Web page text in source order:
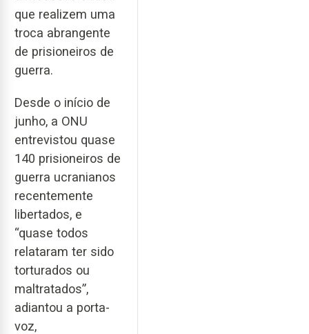
que realizem uma
troca abrangente
de prisioneiros de
guerra.
Desde o início de
junho, a ONU
entrevistou quase
140 prisioneiros de
guerra ucranianos
recentemente
libertados, e
“quase todos
relataram ter sido
torturados ou
maltratados”,
adiantou a porta-
voz,